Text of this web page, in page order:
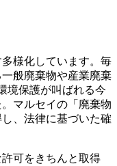
様化しています。毎
般廃棄物や産業廃棄
境保護が叫ばれる今
マルセイの「廃棄物
、法律に基づいた確
可をきちんと取得